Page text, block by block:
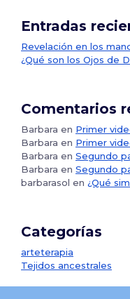
Entradas
Revelación en los
¿Qué son los Ojos de
Comentarios
Barbara en Primer
Barbara en Primer
Barbara en Segundo
Barbara en Segundo
barbarasol en ¿Qué
Categorías
arteterapia
Tejidos ancestrales